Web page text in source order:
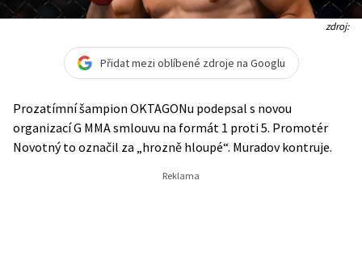
zdroj:
Přidat mezi oblíbené zdroje na Googlu
Prozatímní šampion OKTAGONu podepsal s novou
organizací G MMA smlouvu na formát 1 proti 5. Promotér
Novotný to označil za „hrozně hloupé“. Muradov kontruje.